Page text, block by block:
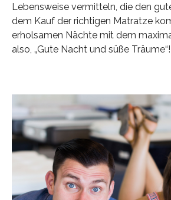
Lebensweise vermitteln, die den
dem Kauf der richtigen Matratze
erholsamen Nächte mit dem
also, „Gute Nacht und süße Träume“!